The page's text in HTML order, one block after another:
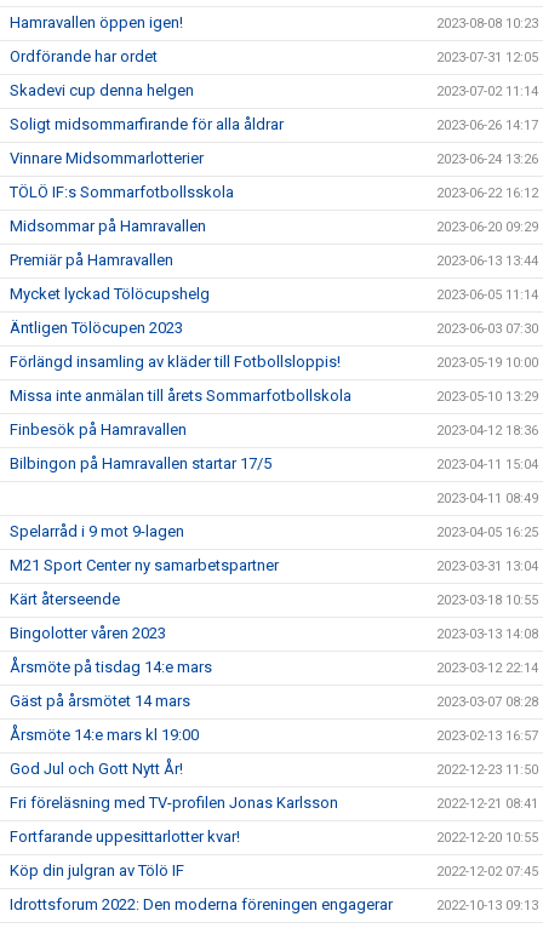
Hamravallen öppen igen! 2023-08-08 10:23
Ordförande har ordet 2023-07-31 12:05
Skadevi cup denna helgen 2023-07-02 11:14
Soligt midsommarfirande för alla åldrar 2023-06-26 14:17
Vinnare Midsommarlotterier 2023-06-24 13:26
TÖLÖ IF:s Sommarfotbollsskola 2023-06-22 16:12
Midsommar på Hamravallen 2023-06-20 09:29
Premiär på Hamravallen 2023-06-13 13:44
Mycket lyckad Tölöcupshelg 2023-06-05 11:14
Äntligen Tölöcupen 2023 2023-06-03 07:30
Förlängd insamling av kläder till Fotbollsloppis! 2023-05-19 10:00
Missa inte anmälan till årets Sommarfotbollskola 2023-05-10 13:29
Finbesök på Hamravallen 2023-04-12 18:36
Bilbingon på Hamravallen startar 17/5 2023-04-11 15:04
2023-04-11 08:49
Spelarråd i 9 mot 9-lagen 2023-04-05 16:25
M21 Sport Center ny samarbetspartner 2023-03-31 13:04
Kärt återseende 2023-03-18 10:55
Bingolotter våren 2023 2023-03-13 14:08
Årsmöte på tisdag 14:e mars 2023-03-12 22:14
Gäst på årsmötet 14 mars 2023-03-07 08:28
Årsmöte 14:e mars kl 19:00 2023-02-13 16:57
God Jul och Gott Nytt År! 2022-12-23 11:50
Fri föreläsning med TV-profilen Jonas Karlsson 2022-12-21 08:41
Fortfarande uppesittarlotter kvar! 2022-12-20 10:55
Köp din julgran av Tölö IF 2022-12-02 07:45
Idrottsforum 2022: Den moderna föreningen engagerar 2022-10-13 09:13